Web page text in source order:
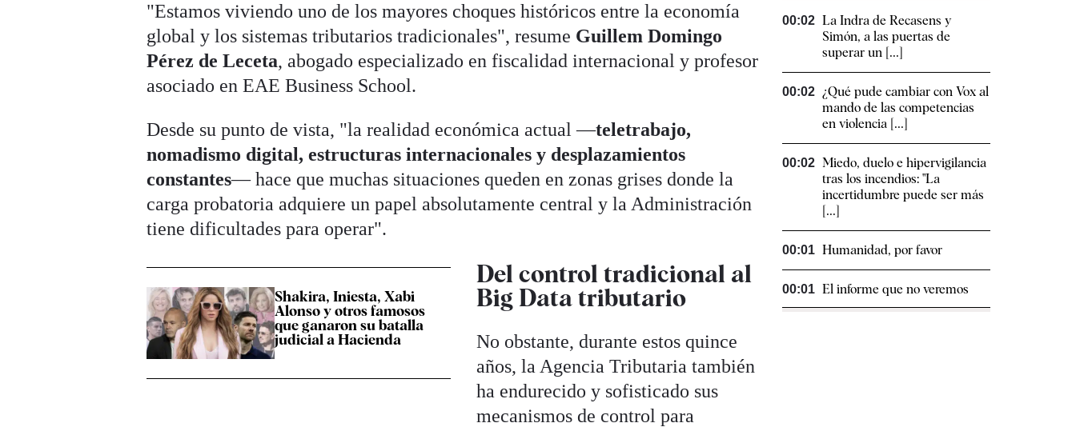
"Estamos viviendo uno de los mayores choques históricos entre la economía
global y los sistemas tributarios tradicionales", resume Guillem Domingo
Pérez de Leceta, abogado especializado en fiscalidad internacional y profesor
asociado en EAE Business School.
Desde su punto de vista, "la realidad económica actual —teletrabajo,
nomadismo digital, estructuras internacionales y desplazamientos
constantes— hace que muchas situaciones queden en zonas grises donde la
carga probatoria adquiere un papel absolutamente central y la Administración
tiene dificultades para operar".
Shakira, Iniesta, Xabi
Alonso y otros famosos
que ganaron su batalla
judicial a Hacienda
Del control tradicional al
Big Data tributario
No obstante, durante estos quince
años, la Agencia Tributaria también
ha endurecido y sofisticado sus
mecanismos de control para
00:02 La Indra de Recasens y
Simón, a las puertas de
superar un [...]
00:02 ¿Qué pude cambiar con Vox al
mando de las competencias
en violencia [...]
00:02 Miedo, duelo e hipervigilancia
tras los incendios: "La
incertidumbre puede ser más
[...]
00:01 Humanidad, por favor
00:01 El informe que no veremos